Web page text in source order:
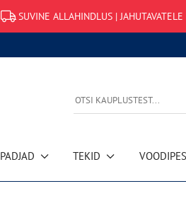
SUVINE ALLAHINDLUS |
PADJAD TEKID